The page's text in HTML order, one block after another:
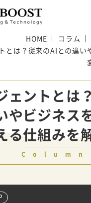
HOME コラム
とは？従来のAIとの違い
ェントとは
やビジネス
る仕組みを
Column